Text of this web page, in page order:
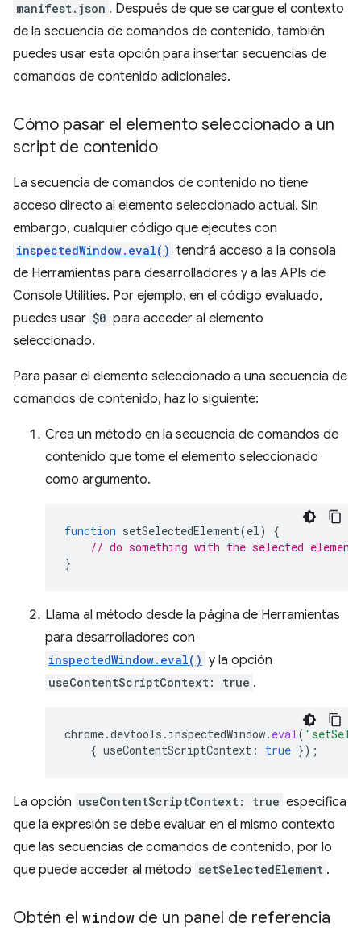
manifest.json . Después de que se cargue el contexto
de la secuencia de comandos de contenido, también
puedes usar esta opción para insertar secuencias de
comandos de contenido adicionales.
Cómo pasar el elemento seleccionado a un
script de contenido
La secuencia de comandos de contenido no tiene
acceso directo al elemento seleccionado actual. Sin
embargo, cualquier código que ejecutes con
inspectedWindow.eval() tendrá acceso a la consola
de Herramientas para desarrolladores y a las APIs de
Console Utilities. Por ejemplo, en el código evaluado,
puedes usar $0 para acceder al elemento
seleccionado.
Para pasar el elemento seleccionado a una secuencia de
comandos de contenido, haz lo siguiente:
Crea un método en la secuencia de comandos de
contenido que tome el elemento seleccionado
como argumento.
function setSelectedElement(el)
{
// do something with the selected element
}
Llama al método desde la página de Herramientas
para desarrolladores con
inspectedWindow.eval() y la opción
useContentScriptContext: true .
chrome.devtools . inspectedWindow. eval(
{ useContentScriptContext : true });
La opción useContentScriptContext: true especifica
que la expresión se debe evaluar en el mismo contexto
que las secuencias de comandos de contenido, por lo
que puede acceder al método setSelectedElement .
Obtén el window de un panel de referencia